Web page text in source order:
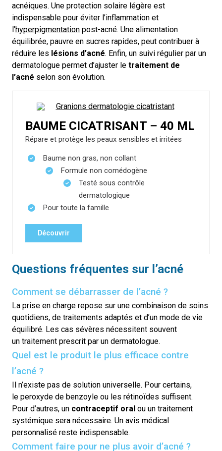
acnéiques. Une protection solaire légère est
indispensable pour éviter l’inflammation et
l’hyperpigmentation post-acné. Une alimentation
équilibrée, pauvre en sucres rapides, peut contribuer à
réduire les lésions d’acné. Enfin, un suivi régulier par un
dermatologue permet d’ajuster le traitement de
l’acné selon son évolution.
BAUME CICATRISANT – 40 ML
Répare et protège les peaux sensibles et irritées
Baume non gras, non collant
Formule non comédogène
Testé sous contrôle
dermatologique
Pour toute la famille
Découvrir
Questions fréquentes sur l’acné
Comment se débarrasser de l’acné ?
La prise en charge repose sur une combinaison de soins
quotidiens, de traitements adaptés et d’un mode de vie
équilibré. Les cas sévères nécessitent souvent
un traitement prescrit par un dermatologue.
Quel est le produit le plus efficace contre
l’acné ?
Il n’existe pas de solution universelle. Pour certains,
le peroxyde de benzoyle ou les rétinoïdes suffisent.
Pour d’autres, un contraceptif oral ou un traitement
systémique sera nécessaire. Un avis médical
personnalisé reste indispensable.
Comment faire pour ne plus avoir d’acné ?